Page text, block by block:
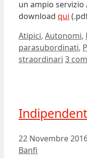
un ampio servizio
download qui
Categorie
Atipici, Autonomi,
parasubordinati,
straordinari 3
22 Novembre
Banfi